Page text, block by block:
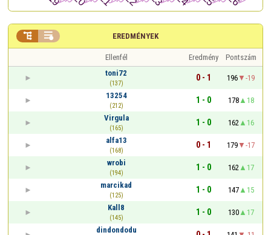
EREDMÉNYEK
 
Ellenfél Eredmény
Pontszám
toni72
(137)
0 - 1 196
-19
13254
(212)
1 - 0 178
18
Virgula
(165)
1 - 0 162
16
alfa13
(168)
0 - 1 179
-17
wrobi
(194)
1 - 0 162
17
marcikad
(125)
1 - 0 147
15
Kall8
(145)
1 - 0 130
17
dindondodu